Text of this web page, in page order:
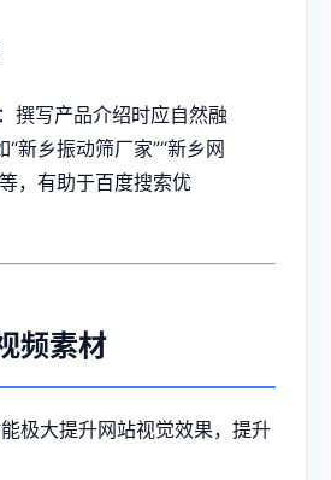
：撰写产品介绍时应自然融
“新乡振动筛厂家”“新乡网
，有助于百度搜索优
频素材
极大提升网站视觉效果，提升